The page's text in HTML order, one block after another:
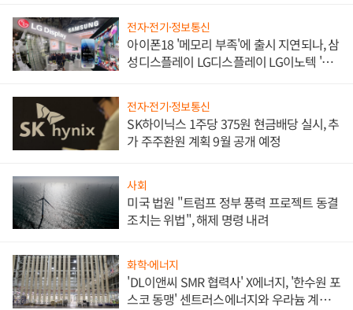
전자·전기·정보통신
아이폰18 '메모리 부족'에 출시 지연되나, 삼
성디스플레이 LG디스플레이 LG이노텍 '탈
전자·전기·정보통신
SK하이닉스 1주당 375원 현금배당 실시, 추
가 주주환원 계획 9월 공개 예정
사회
미국 법원 "트럼프 정부 풍력 프로젝트 동결
조치는 위법", 해제 명령 내려
화학·에너지
'DL이앤씨 SMR 협력사' X에너지, '한수원 포
스코 동맹' 센트러스에너지와 우라늄 계약